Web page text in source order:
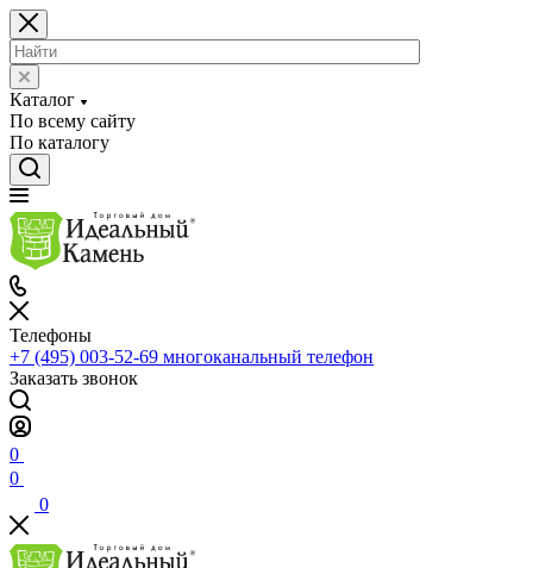
Каталог
По всему сайту
По каталогу
Телефоны
+7 (495) 003-52-69 многоканальный телефон
Заказать звонок
0
0
0